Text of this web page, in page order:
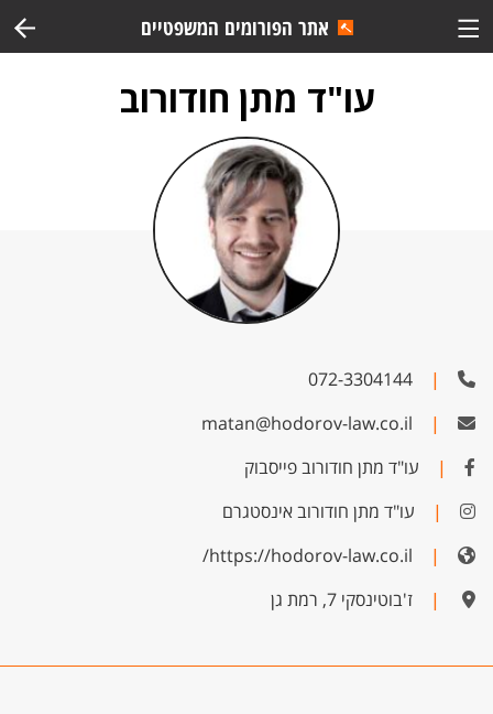
אתר הפורומים המשפטיים
עו"ד מתן חודורוב
|
072-3304144
|
matan@hodorov-law.co.il
|
עו"ד מתן חודורוב פייסבוק
|
עו"ד מתן חודורוב אינסטגרם
|
https://hodorov-law.co.il/
|
ז'בוטינסקי 7, רמת גן